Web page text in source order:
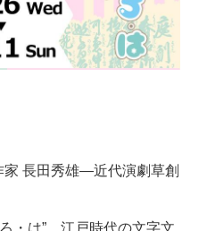
長田秀雄―近代演劇草創
・は” 江戸時代の文字文